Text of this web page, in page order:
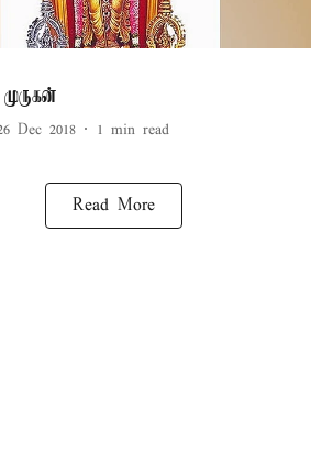
முருகன்
Dec 2018 1 min read
Read More